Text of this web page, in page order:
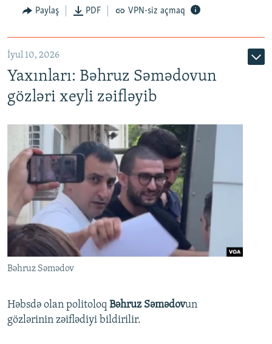
Paylaş PDF VPN-siz açmaq
İyul 10, 2026
Yaxınları: Bəhruz Səmədovun
gözləri xeyli zəifləyib
Bəhruz Səmədov
Həbsdə olan politoloq Bəhruz Səmədovun
gözlərinin zəiflədiyi bildirilir.